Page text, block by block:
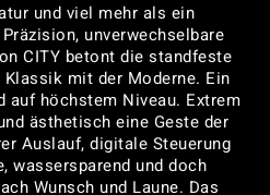
und viel mehr als ein
unverwechselbare
CITY betont die standfeste
mit der Moderne. Ein
auf höchstem Niveau. Extrem
ästhetisch eine Geste der
Auslauf, digitale Steuerung
wassersparend und doch
Wunsch und Laune. Das